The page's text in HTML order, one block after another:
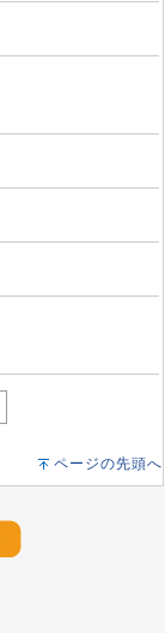
ページの先頭へ